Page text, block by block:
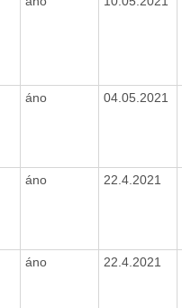
áno 04.05.2021
áno 22.4.2021
áno 22.4.2021